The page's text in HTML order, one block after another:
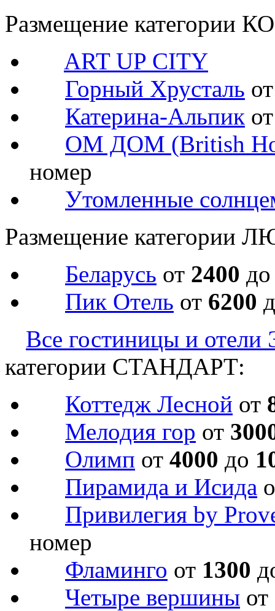
Размещение категории
ART UP CITY
Горный Хрусталь
Катерина-Альпик
ОМ ДОМ (British
номер
Утомленные
Размещение категории
Беларусь от 2400
Пик Отель от 6200
Все гостиницы и отели
категории СТАНДАРТ:
Коттедж Лесной от
Мелодия гор от
Олимп от 4000 до
Пирамида и Исида
Привилегия by
номер
Фламинго от 1300
Четыре вершины от